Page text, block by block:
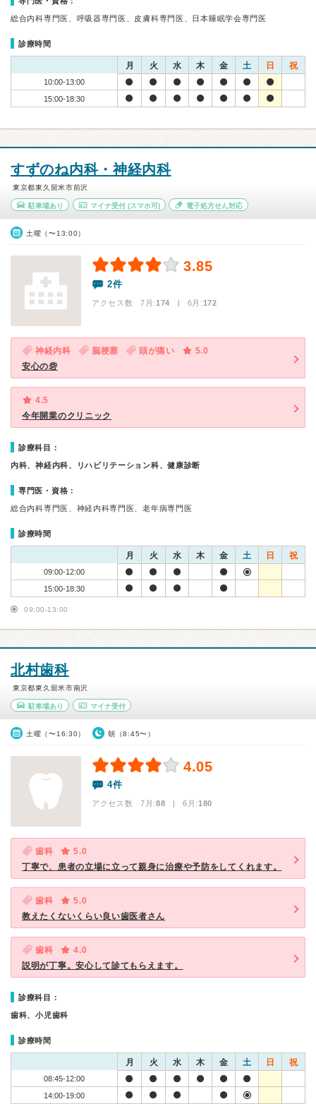
総合内科専門医、呼吸器専門医、皮膚科専門医、日本睡眠学会専門医
診療時間
月 火 水 木 金 土 日 祝
10:00-13:00
15:00-18:30
すずのね内科・神経内科
東京都東久留米市前沢
駐車場あり マイナ受付(スマホ可) 電子処方せん対応
土曜（〜13:00）
3.85
2件
アクセス数 7月:174 | 6月:172
神経内科 脳梗塞 頭が痛い
5.0
安心の砦
4.5
今年開業のクリニック
診療科目：
内科、神経内科、リハビリテーション科、健康診断
専門医・資格：
総合内科専門医、神経内科専門医、老年病専門医
診療時間
月 火 水 木 金 土 日 祝
09:00-12:00
15:00-18:30
09:00-13:00
北村歯科
東京都東久留米市南沢
駐車場あり マイナ受付
土曜（〜16:30） 朝（8:45〜）
4.05
4件
アクセス数 7月:88 | 6月:180
歯科
5.0
丁寧で、患者の立場に立って親身に治療や予防をしてくれます。
歯科
5.0
教えたくないくらい良い歯医者さん
歯科
4.0
説明が丁寧。安心して診てもらえます。
診療科目：
歯科、小児歯科
診療時間
月 火 水 木 金 土 日 祝
08:45-12:00
14:00-19:00